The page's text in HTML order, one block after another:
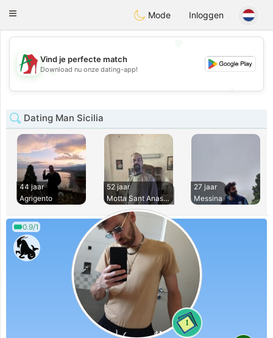
AmamiOra
Toggle
Mode Inloggen
💖
💕
Vind je perfecte match
Download nu onze dating-app!
Dating Man Sicilia
44 jaar
Agrigento
52 jaar
Motta Sant Anastas
27 jaar
Messina
0.9/1
1